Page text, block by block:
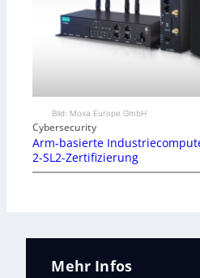
Bild: Moxa Europe GmbH
Cybersecurity
Arm-basierte
2-SL2-Zertifizierung
Mehr Infos